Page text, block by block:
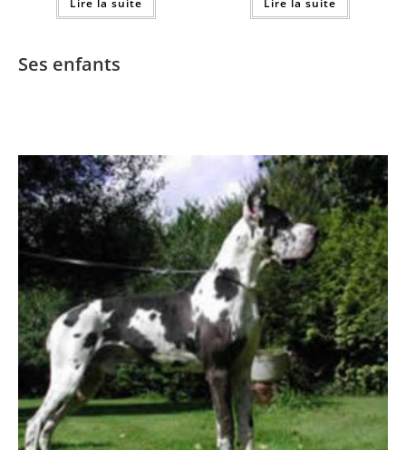
Lire la suite Lire la suite
Ses enfants